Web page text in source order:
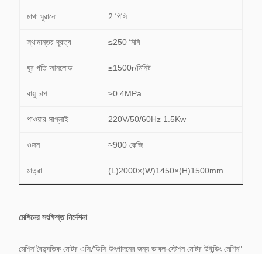
মাথা ঘুরানো 2 পিসি
স্থানান্তর দূরত্ব ≤250 মিমি
ঘুর গতি আনলোড ≤1500r/মিনিট
বায়ু চাপ ≥0.4MPa
পাওয়ার সাপ্লাই 220V/50/60Hz 1.5Kw
ওজন ≈900 কেজি
মাত্রা (L)2000×(W)1450×(H)1500mm
মেশিনের সংক্ষিপ্ত নির্দেশনা
মেশিন"বৈদ্যুতিক মোটর এসি/ডিসি উৎপাদনের জন্য ডাবল-স্টেশন মোটর উইন্ডিং মেশিন"